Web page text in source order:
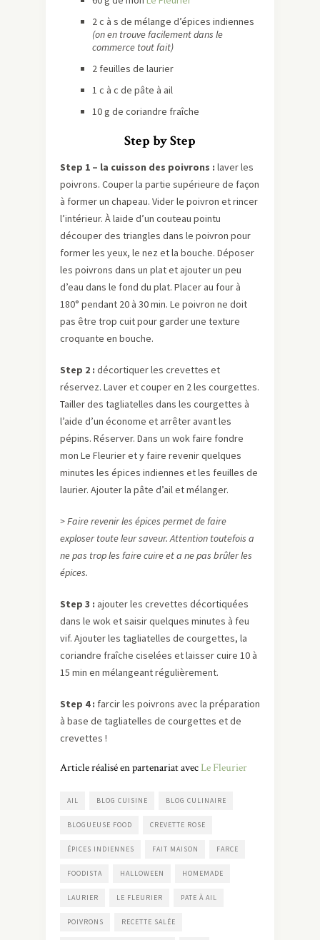
2 c à s de mélange d’épices indiennes
(on en trouve facilement dans le
commerce tout fait)
2 feuilles de laurier
1 c à c de pâte à ail
10 g de coriandre fraîche
Step by Step
Step 1 – la cuisson des poivrons : laver les
poivrons. Couper la partie supérieure de façon
à former un chapeau. Vider le poivron et rincer
l’intérieur. À laide d’un couteau pointu
découper des triangles dans le poivron pour
former les yeux, le nez et la bouche. Déposer
les poivrons dans un plat et ajouter un peu
d’eau dans le fond du plat. Placer au four à
180° pendant 20 à 30 min. Le poivron ne doit
pas être trop cuit pour garder une texture
croquante en bouche.
Step 2 : décortiquer les crevettes et
réservez. Laver et couper en 2 les courgettes.
Tailler des tagliatelles dans les courgettes à
l’aide d’un économe et arrêter avant les
pépins. Réserver. Dans un wok faire fondre
mon Le Fleurier et y faire revenir quelques
minutes les épices indiennes et les feuilles de
laurier. Ajouter la pâte d’ail et mélanger.
> Faire revenir les épices permet de faire
exploser toute leur saveur. Attention toutefois a
ne pas trop les faire cuire et a ne pas brûler les
épices.
Step 3 : ajouter les crevettes décortiquées
dans le wok et saisir quelques minutes à feu
vif. Ajouter les tagliatelles de courgettes, la
coriandre fraîche ciselées et laisser cuire 10 à
15 min en mélangeant régulièrement.
Step 4 : farcir les poivrons avec la préparation
à base de tagliatelles de courgettes et de
crevettes !
Article réalisé en partenariat avecLe Fleurier
AIL BLOG CUISINE BLOG CULINAIRE
BLOGUEUSE FOOD CREVETTE ROSE
ÉPICES INDIENNES FAIT MAISON FARCE
FOODISTA HALLOWEEN HOMEMADE
LAURIER LE FLEURIER PATE À AIL
POIVRONS RECETTE SALÉE